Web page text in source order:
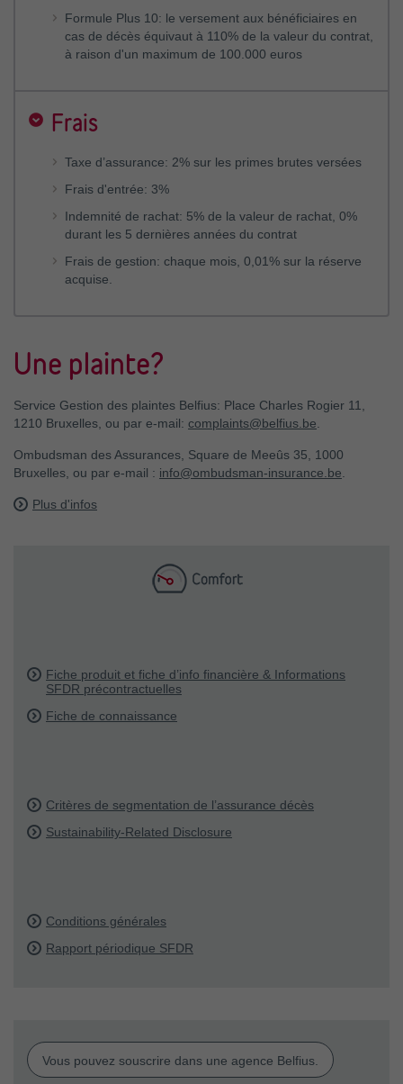
Formule Plus 10: le versement aux bénéficiaires en
cas de décès équivaut à 110% de la valeur du contrat,
à raison d'un maximum de 100.000 euros
Frais
Taxe d’assurance: 2% sur les primes brutes versées
Frais d'entrée: 3%
Indemnité de rachat: 5% de la valeur de rachat, 0%
durant les 5 dernières années du contrat
Frais de gestion: chaque mois, 0,01% sur la réserve
acquise.
Une plainte?
Service Gestion des plaintes Belfius: Place Charles Rogier 11,
1210 Bruxelles, ou par e-mail: complaints@belfius.be
Ombudsman des Assurances, Square de Meeûs 35, 1000
Bruxelles, ou par e-mail : info@ombudsman-insurance.be
Plus d'infos
Fiche produit et fiche d’info financière & Informations
SFDR précontractuelles
Fiche de connaissance
Critères de segmentation de l’assurance décès
Sustainability-Related Disclosure
Conditions générales
Rapport périodique SFDR
Vous pouvez souscrire dans une agence Belfius.